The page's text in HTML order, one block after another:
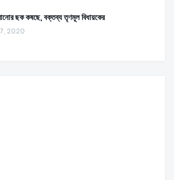
ছক কষছে, বক্তব্য তৃণমূল বিধায়কের
2020